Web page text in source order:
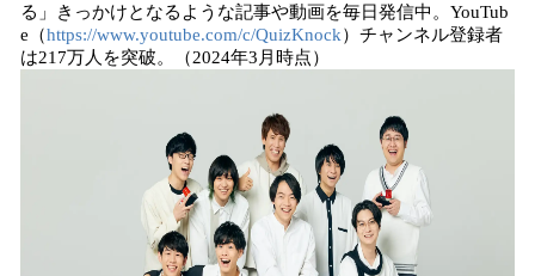
る」きっかけとなるような記事や動画を毎日発信中。YouTub
e（https://www.youtube.com/c/QuizKnock）チャンネル登録者
は217万人を突破。（2024年3月時点）